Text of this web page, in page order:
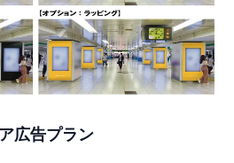
広告プラン